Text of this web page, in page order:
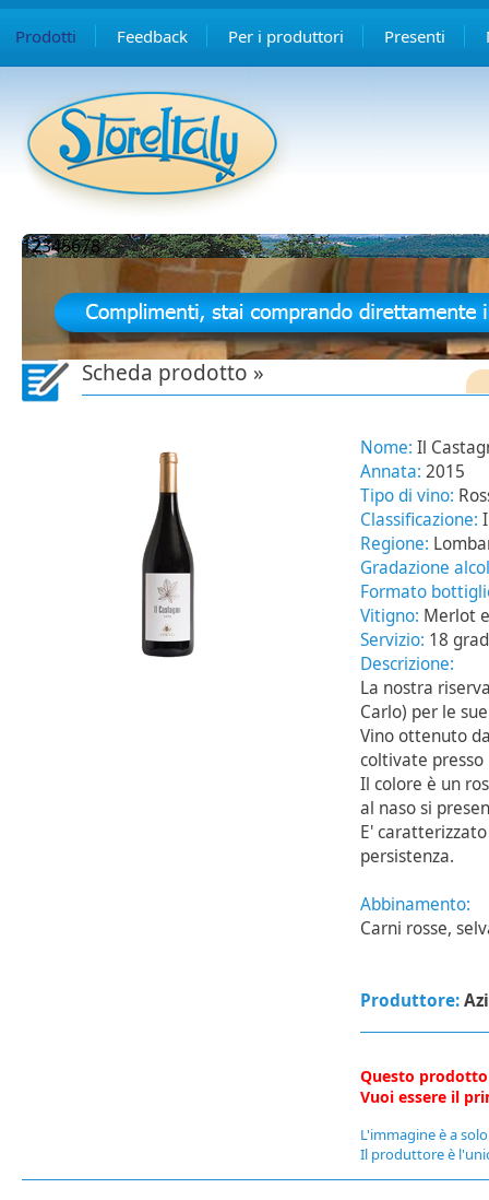
Prodotti Feedback Per i produttori Presenti
12345678
Scheda prodotto »
Nome: Il
Annata: 2015
Tipo di vino:
Classificazione:
Regione:
Gradazione
Formato
Vitigno: Merlot
Servizio: 18
Descrizione:
La nostra
Carlo) per le
Vino ottenuto
coltivate
Il colore è un
al naso si
E'
persistenza.
Abbinamento:
Carni rosse,
Produttore:
Questo
Vuoi essere il
L'immagine è a
Il produttore è